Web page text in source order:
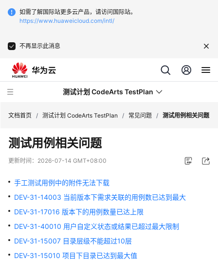
如需了解国际站更多云产品，请访问国际站。
https://www.huaweicloud.com/intl/
不再显示此消息
测试计划 CodeArts TestPlan
最
新
态
产
品
介
计
文档首页 / 测试计划 CodeArts TestPlan / 常见问题 / 测试用例相关问题
测试用例相关问题
更新时间： 2026-07-14 GMT+08:00
手工测试用例中的附件无法下载
DEV-31-14003 当前版本下需求关联的用例数已达到最大
DEV-31-17016 版本下的用例数量已达上限
DEV-31-40010 用户自定义状态或结果已超过最大限制
DEV-31-15007 目录层级不能超过10层
DEV-31-15010 项目下目录已达到最大值